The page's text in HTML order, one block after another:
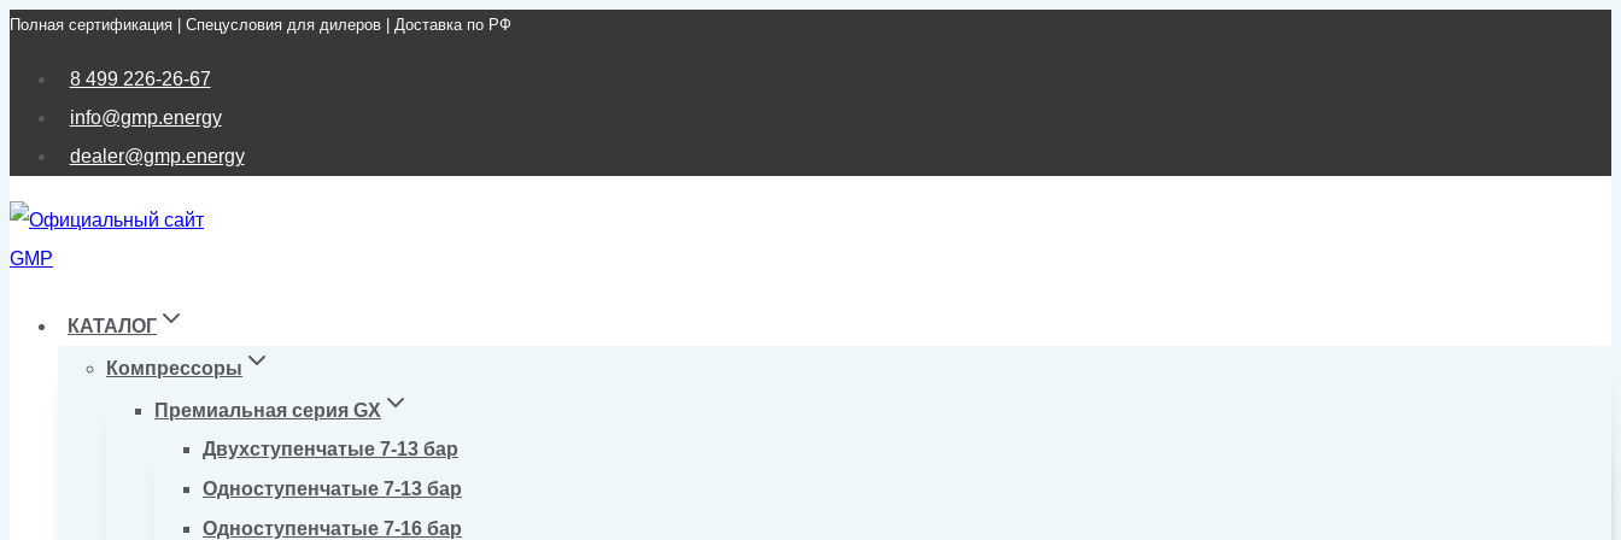
Перейти
Полная сертификация | Спецусловия для дилеров | Доставка по РФ
8 499 226-26-67
info@gmp.energy
dealer@gmp.energy
КАТАЛОГ
Компрессоры
Премиальная серия GX
Двухступенчатые 7-13 бар
Одноступенчатые 7-13 бар
Одноступенчатые 7-16 бар